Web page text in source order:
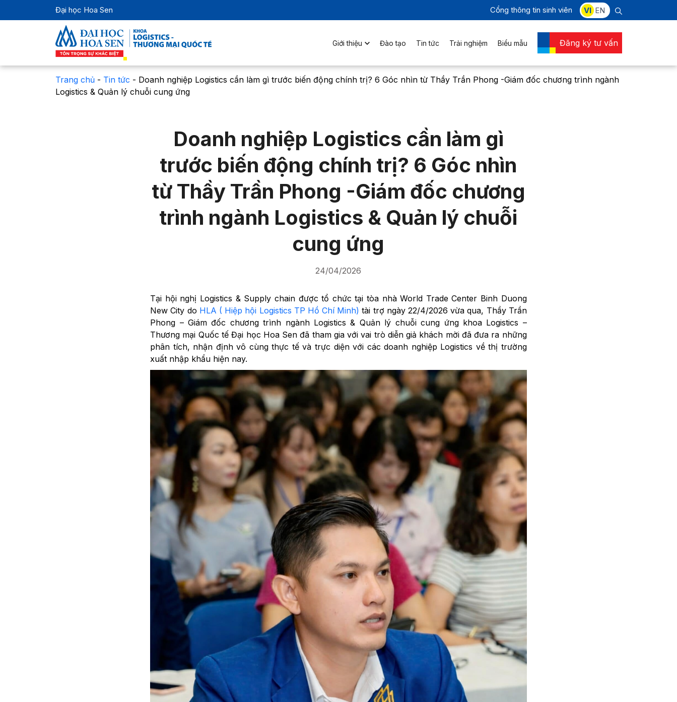
Đại học Hoa Sen Cổng thông tin sinh viên VI EN
Giới thiệu Đào tạo Tin tức Trải nghiệm Biểu mẫu Đăng ký tư vấn
Trang chủ - Tin tức - Doanh nghiệp Logistics cần làm gì trước biến động chính trị? 6 Góc nhìn từ Thầy Trần Phong -Giám đốc chương trình ngành
Logistics & Quản lý chuỗi cung ứng
Doanh nghiệp Logistics cần làm gì
trước biến động chính trị? 6 Góc nhìn
từ Thầy Trần Phong -Giám đốc chương
trình ngành Logistics & Quản lý chuỗi
cung ứng
24/04/2026
Tại hội nghị Logistics & Supply chain được tổ chức tại tòa nhà World Trade Center Binh Duong
New City do HLA ( Hiệp hội Logistics TP Hồ Chí Minh) tài trợ ngày 22/4/2026 vừa qua, Thầy Trần
Phong – Giám đốc chương trình ngành Logistics & Quản lý chuỗi cung ứng khoa Logistics –
Thương mại Quốc tế Đại học Hoa Sen đã tham gia với vai trò diễn giả khách mời đã đưa ra những
phân tích, nhận định vô cùng thực tế và trực diện với các doanh nghiệp Logistics về thị trường
xuất nhập khẩu hiện nay.